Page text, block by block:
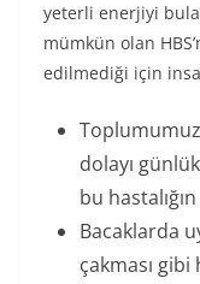
yeterli enerjiyi
mümkün olan
edilmediği için
dolayı
bu
Bacaklarda
çakması gibi